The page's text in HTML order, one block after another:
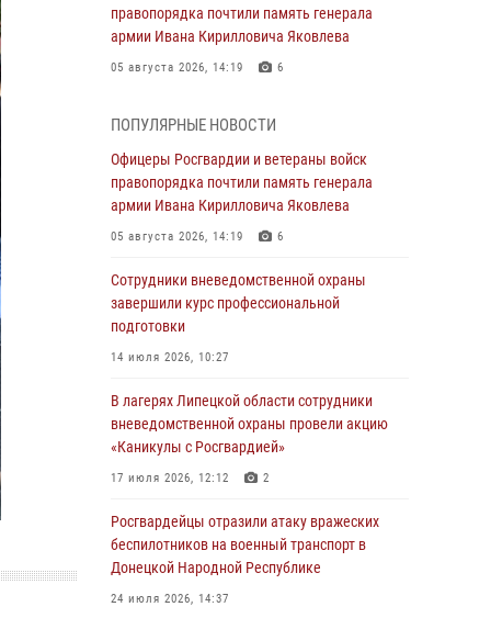
правопорядка почтили память генерала
армии Ивана Кирилловича Яковлева
05 августа 2026, 14:19 6
выездов по сигналу «Тревога»
04 августа 2026, 11:36
В ЛНР спецназовцы Росгвардии уничтожили
ударные и разведывательные беспилотники
04 августа 2026, 09:05
Росгвардия обеспечила безопасность
граждан на праздновании Дня ВДВ в
03 августа 2026, 13:43 1
Росгвардейцы обеспечили безопасность
граждан в День Лев-Толстовского района
Росгвардия противодействует БПЛА ВСУ на
южном направлении (видео)
03 августа 2026, 13:39
ПОПУЛЯРНЫЕ НОВОСТИ
Офицеры Росгвардии и ветераны войск
правопорядка почтили память генерала
армии Ивана Кирилловича Яковлева
05 августа 2026, 14:19 6
Сотрудники вневедомственной охраны
завершили курс профессиональной
подготовки
14 июля 2026, 10:27
В лагерях Липецкой области сотрудники
вневедомственной охраны провели акцию
«Каникулы с Росгвардией»
17 июля 2026, 12:12 2
Росгвардейцы отразили атаку вражеских
беспилотников на военный транспорт в
Донецкой Народной Республике
24 июля 2026, 14:37